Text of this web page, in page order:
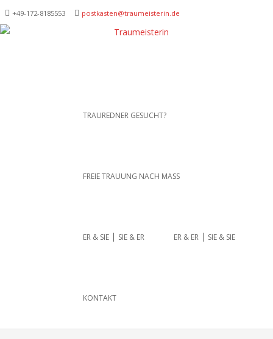
+49-172-­8185553 postkasten@traumeisterin.de
Traurednerein München,
Leidenschaft
SKIP TO CONTENT
TRAUREDNER GESUCHT?
FREIE TRAUUNG NACH MASS
ER & SIE ⎪ SIE & ER ER & ER ⎪ SIE & SIE
KONTAKT